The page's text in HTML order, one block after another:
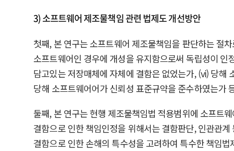
3) 소프트웨어 제조물책임 관련 법제도 개선방안
첫째, 본 연구는 소프트웨어 제조물책임을 판단하는 절
소프트웨어인 경우에 개성을 유지함으로써 독립성이
담고있는 저장매체에 자체에 결함은 없었는가, (vi) 당
당해 소프트웨어어가 신뢰성 표준규약을 준수하였는가
둘째, 본 연구는 현행 제조물책임법 적용범위에 소프트
결함으로 인한 책임인정을 위해서는 결함판단, 인관관
결함으로 인한 손해의 특수성을 고려하여 특수한 책임